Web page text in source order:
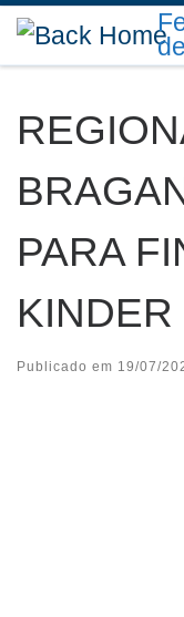
Skip to content
PARA
KINDER
Publicado em 19/07/